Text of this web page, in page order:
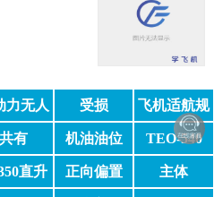
力无人
机
受损 飞机适航规
定
共有 机油油位 TEO-540
直升 正向偏置 主体